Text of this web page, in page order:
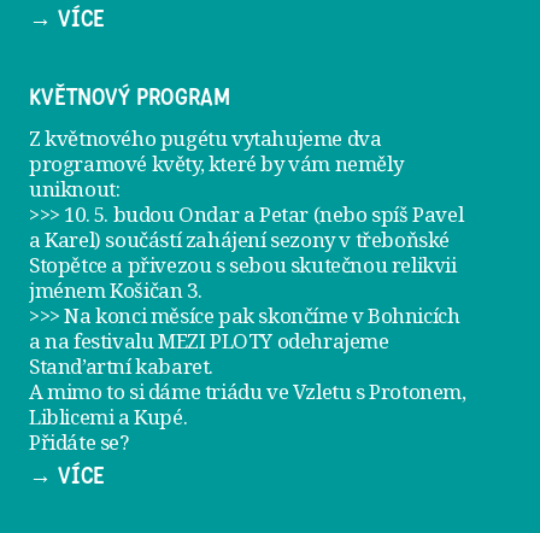
→ VÍCE
KVĚTNOVÝ PROGRAM
Z květnového pugétu vytahujeme dva
programové květy, které by vám neměly
uniknout:
>>> 10. 5. budou Ondar a Petar (nebo spíš Pavel
a Karel) součástí zahájení sezony vtřeboňské
Stopětce a přivezou s sebou skutečnou relikvii
jménemKošičan 3.
>>> Na konci měsíce pak skončíme v Bohnicích
a na festivaluMEZI PLOTY odehrajeme
Stand’artní kabaret.
A mimo to si dámetriádu ve Vzletu s Protonem,
Liblicemi a Kupé.
Přidáte se?
→ VÍCE